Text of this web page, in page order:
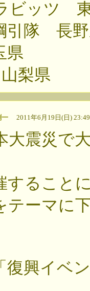
ビッツ
引隊 長
県
梨県
2011年6月19日(日)
大震災で
すること
テーマに
復興イ